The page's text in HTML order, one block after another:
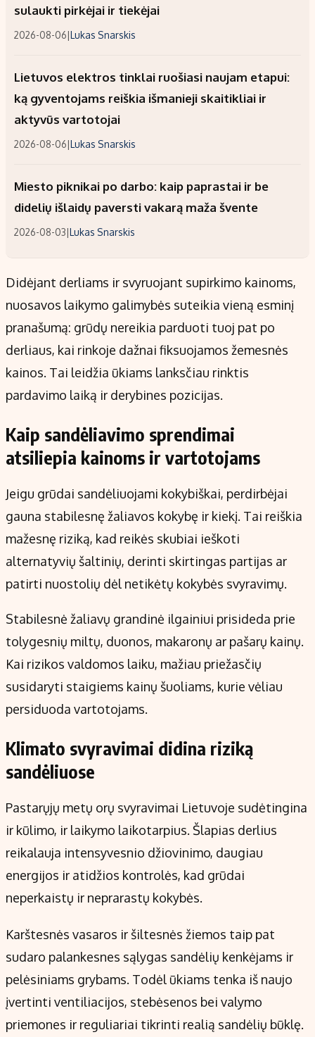
sulaukti pirkėjai ir tiekėjai
2026-08-06|Lukas Snarskis
Lietuvos elektros tinklai ruošiasi naujam etapui:
ką gyventojams reiškia išmanieji skaitikliai ir
aktyvūs vartotojai
2026-08-06|Lukas Snarskis
Miesto piknikai po darbo: kaip paprastai ir be
didelių išlaidų paversti vakarą maža švente
2026-08-03|Lukas Snarskis
Didėjant derliams ir svyruojant supirkimo kainoms,
nuosavos laikymo galimybės suteikia vieną esminį
pranašumą: grūdų nereikia parduoti tuoj pat po
derliaus, kai rinkoje dažnai fiksuojamos žemesnės
kainos. Tai leidžia ūkiams lanksčiau rinktis
pardavimo laiką ir derybines pozicijas.
Kaip sandėliavimo sprendimai
atsiliepia kainoms ir vartotojams
Jeigu grūdai sandėliuojami kokybiškai, perdirbėjai
gauna stabilesnę žaliavos kokybę ir kiekį. Tai reiškia
mažesnę riziką, kad reikės skubiai ieškoti
alternatyvių šaltinių, derinti skirtingas partijas ar
patirti nuostolių dėl netikėtų kokybės svyravimų.
Stabilesnė žaliavų grandinė ilgainiui prisideda prie
tolygesnių miltų, duonos, makaronų ar pašarų kainų.
Kai rizikos valdomos laiku, mažiau priežasčių
susidaryti staigiems kainų šuoliams, kurie vėliau
persiduoda vartotojams.
Klimato svyravimai didina riziką
sandėliuose
Pastarųjų metų orų svyravimai Lietuvoje sudėtingina
ir kūlimo, ir laikymo laikotarpius. Šlapias derlius
reikalauja intensyvesnio džiovinimo, daugiau
energijos ir atidžios kontrolės, kad grūdai
neperkaistų ir neprarastų kokybės.
Karštesnės vasaros ir šiltesnės žiemos taip pat
sudaro palankesnes sąlygas sandėlių kenkėjams ir
pelėsiniams grybams. Todėl ūkiams tenka iš naujo
įvertinti ventiliacijos, stebėsenos bei valymo
priemones ir reguliariai tikrinti realią sandėlių būklę.